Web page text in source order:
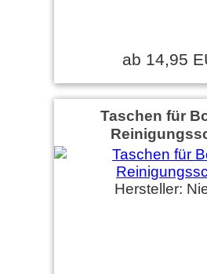
ab 14,95
Taschen für
Hersteller: